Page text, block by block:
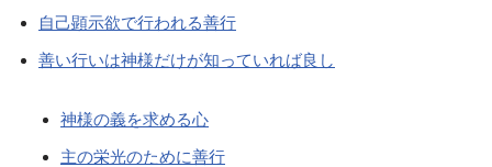
自己顕示欲で行われる善行
善い行いは神様だけが知っていれば良し
神様の義を求める心
主の栄光のために善行